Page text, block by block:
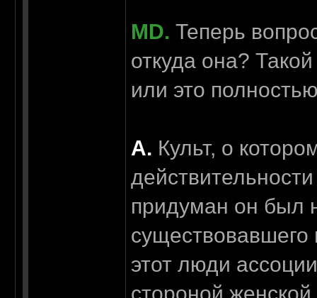
MD. Теперь
откуда она?
или это
А. Культ, о
придуман он был
существовавшего
этот люди